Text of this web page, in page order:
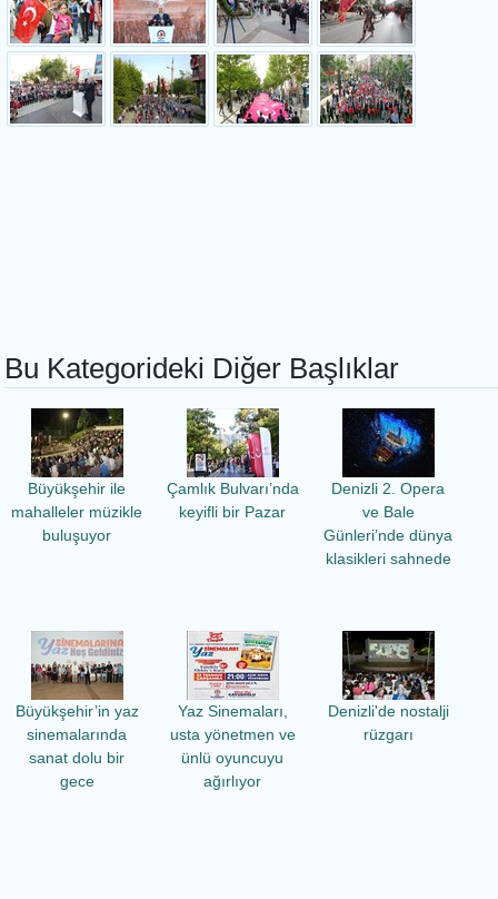
Bu Kategorideki Diğer Başlıklar
Büyükşehir ile
mahalleler müzikle
buluşuyor
Çamlık Bulvarı’nda
keyifli bir Pazar
Denizli 2. Opera
ve Bale
Günleri’nde dünya
klasikleri sahnede
Büyükşehir’in yaz
sinemalarında
sanat dolu bir
gece
Yaz Sinemaları,
usta yönetmen ve
ünlü oyuncuyu
ağırlıyor
Denizli'de nostalji
rüzgarı